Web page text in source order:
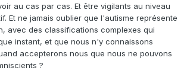
au cas par cas. Et être vigilants au niveau
Et ne jamais oublier que l'autisme représente
avec des classifications complexes qui
instant, et que nous n'y connaissons
accepterons nous que nous ne pouvons
?